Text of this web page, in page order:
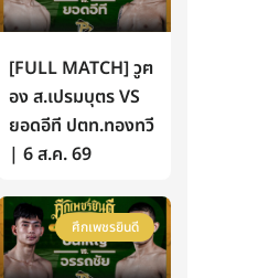
[FULL MATCH] วูฅ
อง ส.เปรมบุตร VS
ยอดอีที ปตท.ทองทวี
| 6 ส.ค. 69
ศึกเพชรยินดี